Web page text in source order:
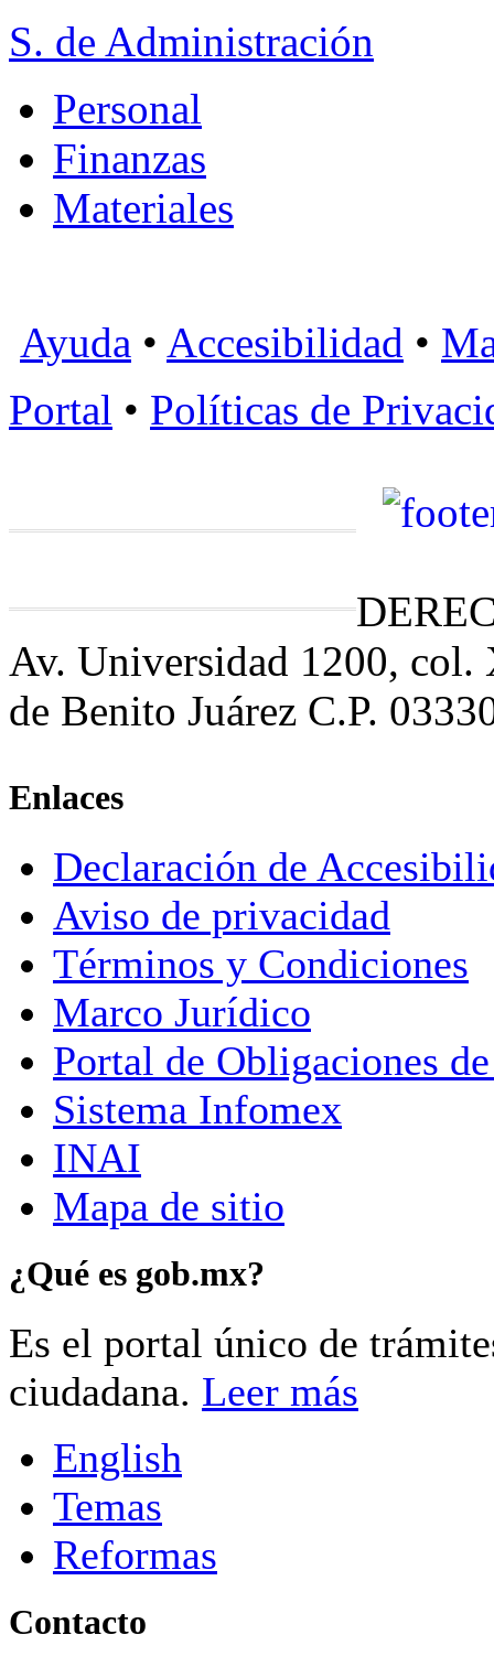
S. de Administración
Personal
Finanzas
Materiales
Ayuda • Accesibilidad •
Portal • Políticas de
Av. Universidad 1200,
de Benito Juárez C.P.
Enlaces
Declaración de
Aviso de privacidad
Términos y Condiciones
Marco Jurídico
Portal de Obligaciones
Sistema Infomex
INAI
Mapa de sitio
¿Qué es gob.mx?
Es el portal único de
ciudadana. Leer más
English
Temas
Reformas
Contacto